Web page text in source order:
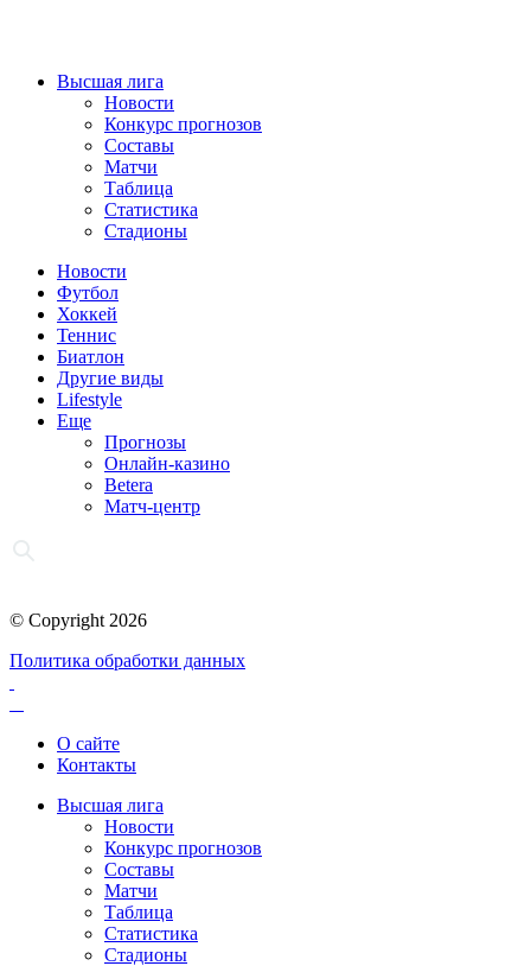
Высшая лига
Новости
Конкурс прогнозов
Составы
Матчи
Таблица
Статистика
Стадионы
Новости
Футбол
Хоккей
Теннис
Биатлон
Другие виды
Lifestyle
Еще
Прогнозы
Онлайн-казино
Betera
Матч-центр
© Copyright 2026
Политика обработки данных
О сайте
Контакты
Высшая лига
Новости
Конкурс прогнозов
Составы
Матчи
Таблица
Статистика
Стадионы